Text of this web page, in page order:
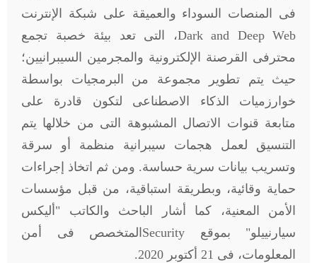
فى المنصات السوداء والعميقة على شبكة الإنترنت
Dark and Deep Web، التى تعد بيئة خصبة تجمع
محترفى القرصنة الإلكترونية والمجرمين السيبرانيين؛
حيث يتم تطوير مجموعة من البرمجيات بواسطة
خوارزميات الذكاء الاصطناعى لتكون قادرة على
متابعة قنوات الاتصال المشبوهة التى من خلالها يتم
التنسيق لعمل هجمات سيبرانية منظمة أو سرقة
وتسريب بيانات سرية حساسة. ومن ثم اتخاذ إجراءات
حماية وقائية، وبطريقة استباقية، من قبل مؤسسات
الأمن المعنية، كما أشار الباحث والكاتب "أليكس
سيارنييلو" بموقع Security المتخصص فى أمن
المعلومات، فى 21 أكتوبر 2020.